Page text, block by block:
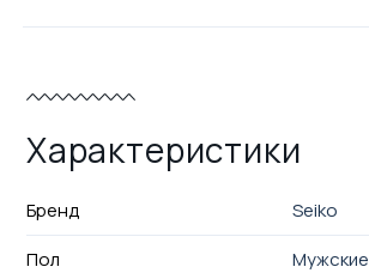
Характеристики
Бренд
Seiko
Пол
Мужские